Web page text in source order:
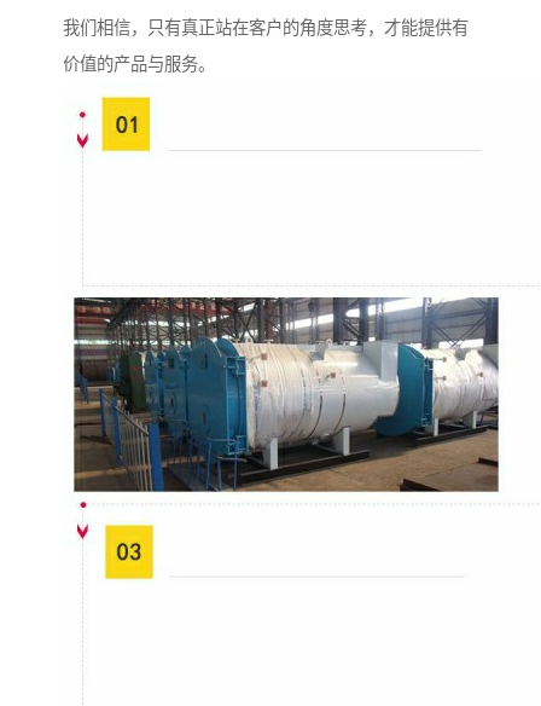
我们相信，只有真正站在客户的角度思考，才能提供有
价值的产品与服务。